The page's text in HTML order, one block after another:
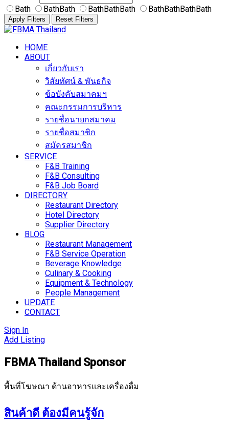
Bath
BathBath BathBathBath BathBathBathBath
Apply Filters Reset Filters
Skip
contentHOME
ABOUT
เกี่ยวกับเรา
วิสัยทัศน์ & พันธกิจ
ข้อบังคับสมาคมฯ
คณะกรรมการบริหาร
รายชื่อนายกสมาคม
รายชื่อสมาชิก
สมัครสมาชิก
SERVICE
F&B Training
F&B Consulting
F&B Job Board
DIRECTORY
Restaurant Directory
Hotel Directory
Supplier Directory
BLOG
Restaurant Management
F&B Service Operation
Beverage Knowledge
Culinary & Cooking
Equipment & Technology
People Management
UPDATE
CONTACT
Sign In
Add Listing
FBMA Thailand Sponsor
พื้นที่โฆษณา ด้านอาหารและเครื่องดื่ม
สินค้าดี ต้องมีคนรู้จัก